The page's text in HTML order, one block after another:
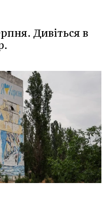
Дивіться в